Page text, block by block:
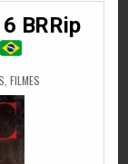
BRRip
FILMES